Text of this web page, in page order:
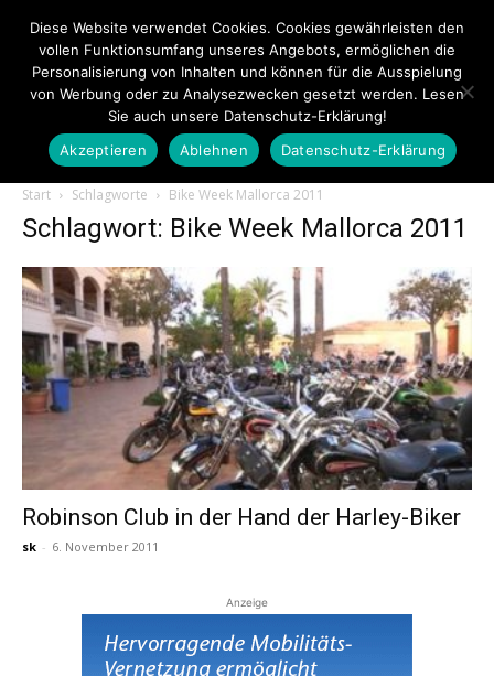
Touristiknews.de
Touristiknews
und
Start Schlagworte Bike Week Mallorca 2011
Schlagwort: Bike Week Mallorca 2011
Robinson Club in der Hand der Harley-Biker
sk - 6. November 2011
Anzeige
Diese Website verwendet Cookies. Cookies gewährleisten den
vollen Funktionsumfang unseres Angebots, ermöglichen die
Personalisierung von Inhalten und können für die Ausspielung
von Werbung oder zu Analysezwecken gesetzt werden. Lesen
Sie auch unsere Datenschutz-Erklärung!
Akzeptieren
Ablehnen Datenschutz-Erklärung